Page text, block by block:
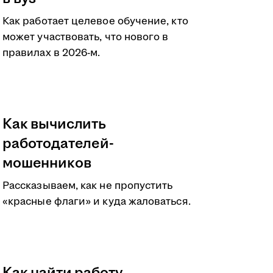
Как работает целевое обучение, кто
может участвовать, что нового в
правилах в 2026-м.
Как вычислить
работодателей-
мошенников
Рассказываем, как не пропустить
«красные флаги» и куда жаловаться.